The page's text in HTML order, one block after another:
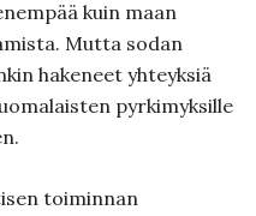
kuin maan
Mutta sodan
hakeneet yhteyksiä
pyrkimyksille
toiminnan